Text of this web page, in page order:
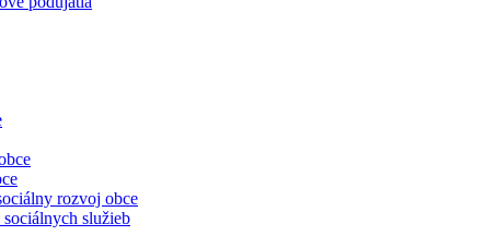
rozvoj obce
služieb